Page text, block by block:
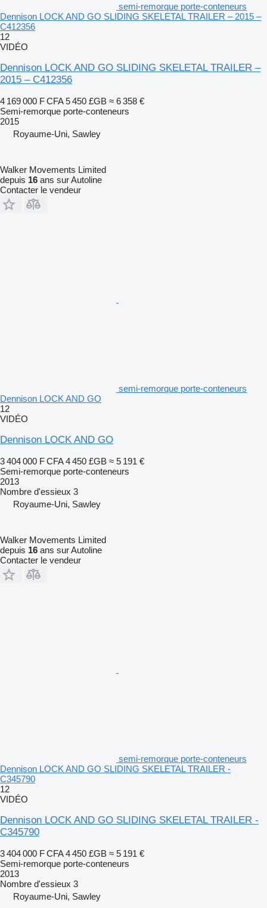
semi-remorque porte-conteneurs
Dennison LOCK AND GO SLIDING SKELETAL TRAILER – 2015 –
C412356
12
VIDÉO
Dennison LOCK AND GO SLIDING SKELETAL TRAILER –
2015 – C412356
4 169 000 F CFA 5 450 £GB ≈ 6 358 €
Semi-remorque porte-conteneurs
2015
Royaume-Uni, Sawley
Walker Movements Limited
depuis 16 ans sur Autoline
Contacter le vendeur
semi-remorque porte-conteneurs
Dennison LOCK AND GO
12
VIDÉO
Dennison LOCK AND GO
3 404 000 F CFA 4 450 £GB ≈ 5 191 €
Semi-remorque porte-conteneurs
2013
Nombre d'essieux 3
Royaume-Uni, Sawley
Walker Movements Limited
depuis 16 ans sur Autoline
Contacter le vendeur
semi-remorque porte-conteneurs
Dennison LOCK AND GO SLIDING SKELETAL TRAILER -
C345790
12
VIDÉO
Dennison LOCK AND GO SLIDING SKELETAL TRAILER -
C345790
3 404 000 F CFA 4 450 £GB ≈ 5 191 €
Semi-remorque porte-conteneurs
2013
Nombre d'essieux 3
Royaume-Uni, Sawley